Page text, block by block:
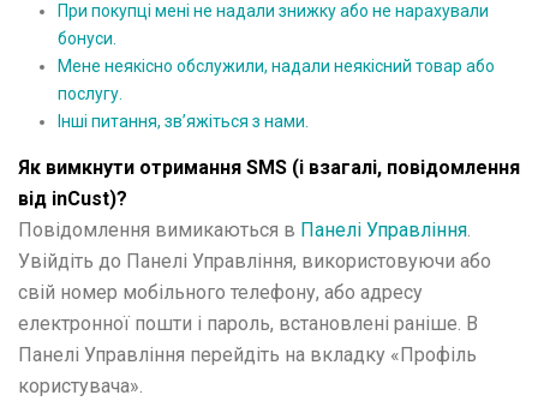
При покупці мені не надали знижку або не нарахували
бонуси.
Мене неякісно обслужили, надали неякісний товар або
послугу.
Інші питання, зв’яжіться з нами.
Як вимкнути отримання SMS (і взагалі, повідомлення
від inCust)?
Повідомлення вимикаються в Панелі Управління.
Увійдіть до Панелі Управління, використовуючи або
свій номер мобільного телефону, або адресу
електронної пошти і пароль, встановлені раніше. В
Панелі Управління перейдіть на вкладку «Профіль
користувача».